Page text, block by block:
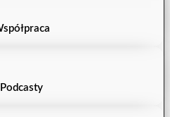
Podcasty